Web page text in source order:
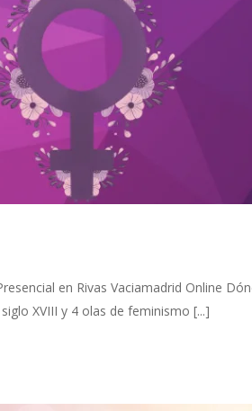
en Rivas Vaciamadrid Online
XVIII y 4 olas de feminismo [...]